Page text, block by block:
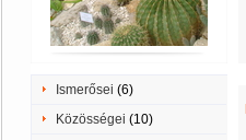
Ismerősei (6)
Közösségei (10)